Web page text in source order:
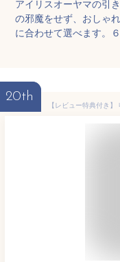
アイリスオーヤマの引
の邪魔をせず、おしゃ
に合わせて選べます。
20th